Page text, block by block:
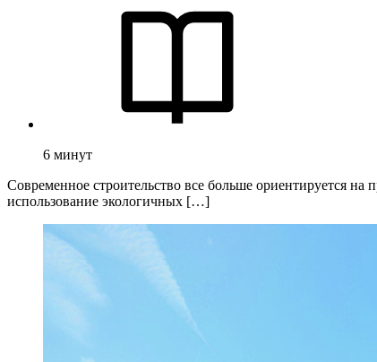
6 минут
Современное строительство все больше ориентируется
использование экологичных […]